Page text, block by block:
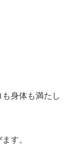
身体も満たし
す。